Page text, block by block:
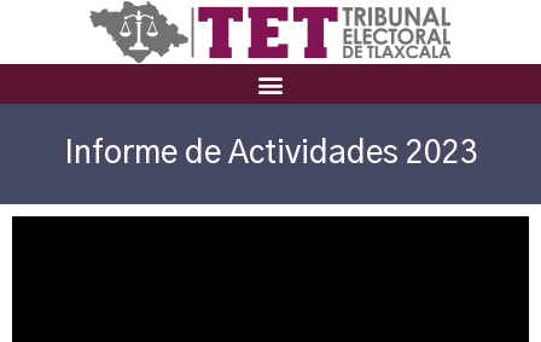
Informe de Actividades 2023